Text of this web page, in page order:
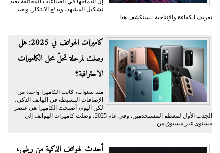
إن اندماجها في الصناعات المختلفة يعيد
تشكيل المشهد، ويدفع الابتكار، ويعيد
تعريف الكفاءة والإنتاجية. يستكشف هذا...
كاميرات الهواتف في 2025: هل
وصلت لمرحلة تحلّ محل الكاميرات
الاحترافية؟
منذ سنوات، كانت الكاميرا واحدة من
الإضافات البسيطة في الهاتف الذكي،
لكن اليوم، أصبحت الكاميرا هي عنصر
الجذب الأول لمعظم المستخدمين. وفي عام 2025، وصلت كاميرات الهواتف إلى
مستوى غير مسبوق من...
أحدث الهواتف الذكية من ريلمي،